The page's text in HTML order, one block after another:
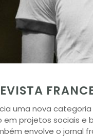
uma nova
projetos sociais e
envolve o jornal